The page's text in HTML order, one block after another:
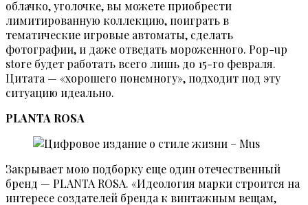
облачко, уголочке, вы можете приобрести
лимитированную коллекцию, поиграть в
тематические игровые автоматы, сделать
фотографии, и даже отведать мороженного. Pop-up
store будет работать всего лишь до 15-го февраля.
Цитата — «хорошего понемногу», подходит под эту
ситуацию идеально.
PLANTA ROSA
Закрывает мою подборку еще один отечественный
бренд — PLANTA ROSA. «Идеология марки строится на
интересе создателей бренда к винтажным вещам,